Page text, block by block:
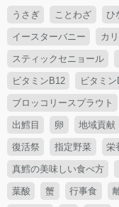
うさぎ ことわざ ひ
イースターバニー カ
スティックセニョール
ビタミンB12 ビタミン
ブロッコリースプラウト
出鱈目 卵 地域貢献
復活祭 指定野菜 栄
真鱈の美味しい食べ方
葉酸 蟹 行事食